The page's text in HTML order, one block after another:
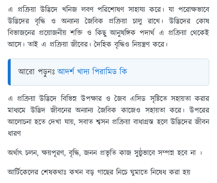
এ প্রক্রিয়া উদ্ভিদে খনিজ লবণ পরিশোষণ সাহায্য করে। যা পরোক্ষভাবে
উদ্ভিদের বৃদ্ধি ও অন্যান্য জৈবিক প্রক্রিয়া চালু রাখে। উদ্ভিদের কোষ
বিভাজনের প্রয়োজনীয় শক্তি ও কিছু আনুষঙ্গিক পদার্থ এ প্রক্রিয়া থেকেই
আসে। তাই এ প্রক্রিয়া জীবের। দৈহিক বৃদ্ধিও নিয়ন্ত্রণ করে।
আরো পড়ুনঃআদর্শ খাদ্য পিরামিড কি
এ প্রক্রিয়া উদ্ভিদে বিভিন্ন উপক্ষার ও জৈব এসিড সৃষ্টিতে সহায়তা করার
মাধ্যমে উদ্ভিদ জীবনের অন্যান্য জৈবিক কাজেও সহায়তা করে। উপরের
আলোচনা হতে দেখা যায়, সবাত শ্বসন প্রক্রিয়া বাধাগ্রস্ত হলে উদ্ভিদের জীবন
ধারণ
অর্থাৎ চলন, ক্ষয়পূরণ, বৃদ্ধি, জনন প্রভৃতি কাজ সুষ্ঠুভাবে সম্পন্ন হবে না ।
আর্টিকেলের শেষকথাঃ কখন বড় গাছের নিচে ঘুমাতে নিষেধ করা হয়